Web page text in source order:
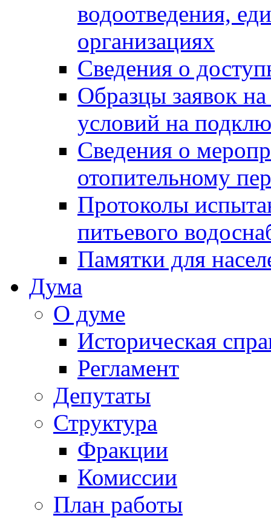
водоотведения,
организациях
Сведения о
Образцы заявок
условий на
Сведения о
отопительному
Протоколы
питьевого
Памятки для
Дума
О думе
Историческая
Регламент
Депутаты
Структура
Фракции
Комиссии
План работы